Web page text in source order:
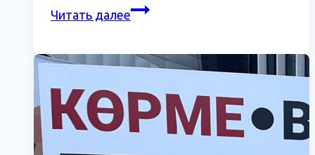
Читать далееКлассные
технологии
толпы
посетителей